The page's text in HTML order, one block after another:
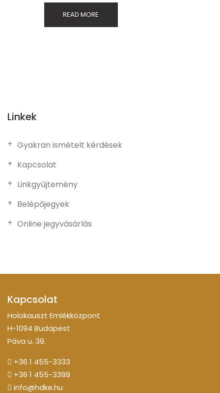
READ MORE
Linkek
Gyakran ismételt kérdések
Kapcsolat
Linkgyűjtemény
Belépőjegyek
Online jegyvásárlás
Kapcsolat
Holokauszt Emlékközpont
H-1094 Budapest
Páva u. 39.
+36 1 455-3333
+36 1 455-3399
info@hdke.hu